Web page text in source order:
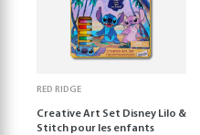
RED RIDGE
Creative Art Set Disney Lilo &
Stitch pour les enfants